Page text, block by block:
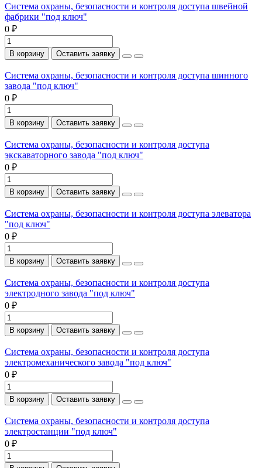
Система охраны, безопасности и контроля доступа швейной
фабрики "под ключ"
0 ₽
В корзину Оставить заявку
Система охраны, безопасности и контроля доступа шинного
завода "под ключ"
0 ₽
В корзину Оставить заявку
Система охраны, безопасности и контроля доступа
экскаваторного завода "под ключ"
0 ₽
В корзину Оставить заявку
Система охраны, безопасности и контроля доступа элеватора
"под ключ"
0 ₽
В корзину Оставить заявку
Система охраны, безопасности и контроля доступа
электродного завода "под ключ"
0 ₽
В корзину Оставить заявку
Система охраны, безопасности и контроля доступа
электромеханического завода "под ключ"
0 ₽
В корзину Оставить заявку
Система охраны, безопасности и контроля доступа
электростанции "под ключ"
0 ₽